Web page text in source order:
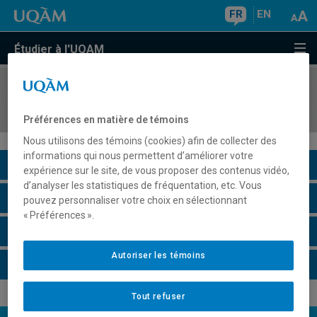
FR EN
Étudier à l'UQAM
COURS//
Description du cours
Horaire - Été 2026
Préférences en matière de témoins
Nous utilisons des témoins (cookies) afin de collecter des
informations qui nous permettent d’améliorer votre
expérience sur le site, de vous proposer des contenus vidéo,
d’analyser les statistiques de fréquentation, etc. Vous
pouvez personnaliser votre choix en sélectionnant
« Préférences ».
Tout refuser
Autoriser les témoins